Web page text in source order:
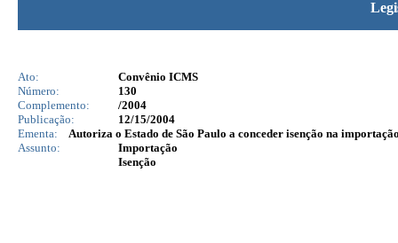
Ato:
Convênio ICMS
Número:
130
Complemento:
/2004
Publicação:
12/15/2004
Ementa:
Autoriza o Estado de São Paulo a conceder isenção na
Assunto:
Importação
Isenção